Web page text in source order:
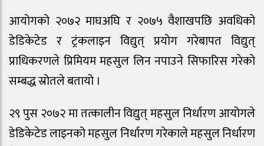
आयोगको २०७२ माघअघि र २०७५ वैशाखपछि अवधिको
डेडिकेटेड र ट्रंकलाइन विद्युत् प्रयोग गरेबापत विद्युत्
प्राधिकरणले प्रिमियम महसुल लिन नपाउने सिफारिस गरेको
सम्बद्ध स्रोतले बतायो ।
२९ पुस २०७२ मा तत्कालीन विद्युत् महसुल निर्धारण आयोगले
डेडिकेटेड लाइनको महसुल निर्धारण गरेकाले महसुल निर्धारण